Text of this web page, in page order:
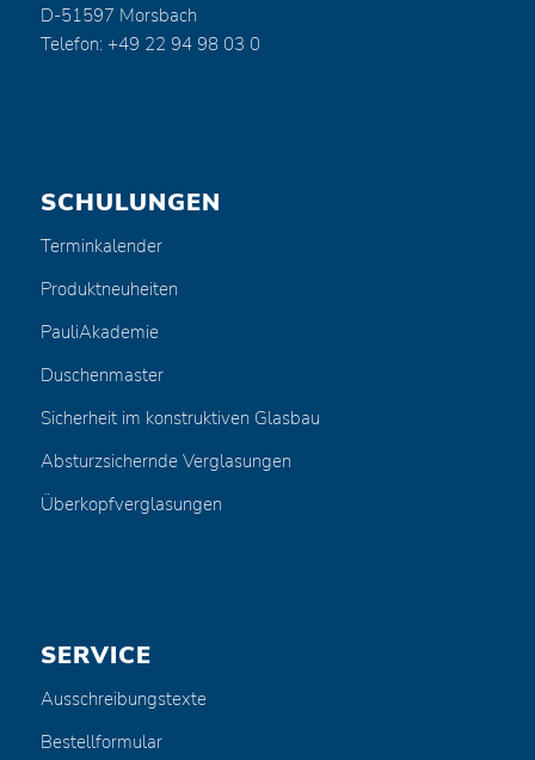
D-51597 Morsbach
Telefon: +49 22 94 98 03 0
SCHULUNGEN
Terminkalender
Produktneuheiten
PauliAkademie
Duschenmaster
Sicherheit im konstruktiven Glasbau
Absturzsichernde Verglasungen
Überkopfverglasungen
SERVICE
Ausschreibungstexte
Bestellformular